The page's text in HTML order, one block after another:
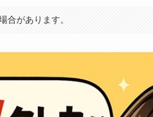
合があります。